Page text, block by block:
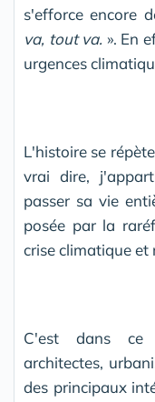
s'efforce encore
va, tout va. ». En
urgences
L'histoire se
vrai dire,
passer sa vie
posée par la
crise climatique et
C'est dans ce
architectes,
des principaux